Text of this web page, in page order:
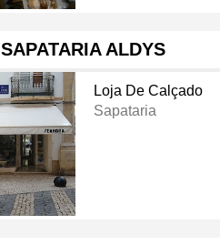
SAPATARIA ALDYS
Loja De Calçado
Sapataria